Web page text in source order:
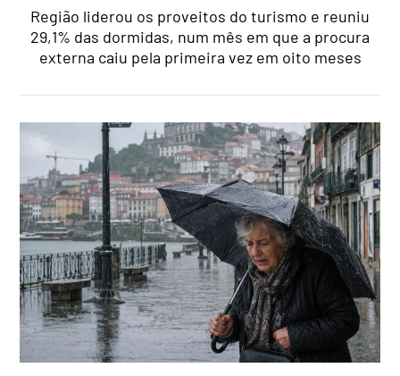
Região liderou os proveitos do turismo e reuniu
29,1% das dormidas, num mês em que a procura
externa caiu pela primeira vez em oito meses